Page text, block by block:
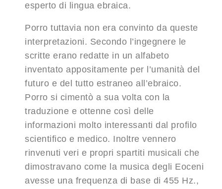
esperto di lingua ebraica.
Porro tuttavia non era convinto da queste
interpretazioni. Secondo l’ingegnere le
scritte erano redatte in un alfabeto
inventato appositamente per l’umanità del
futuro e del tutto estraneo all’ebraico.
Porro si cimentò a sua volta con la
traduzione e ottenne così delle
informazioni molto interessanti dal profilo
scientifico e medico. Inoltre vennero
rinvenuti veri e propri spartiti musicali che
dimostravano come la musica degli Eoceni
avesse una frequenza di base di 455 Hz.,